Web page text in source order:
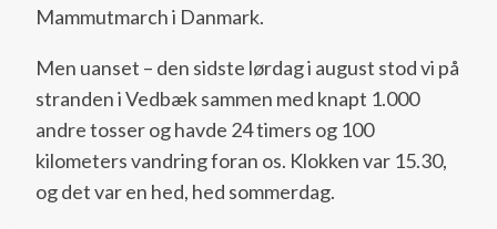
Mammutmarch i Danmark.
Men uanset – den sidste lørdag i august stod vi på
stranden i Vedbæk sammen med knapt 1.000
andre tosser og havde 24 timers og 100
kilometers vandring foran os. Klokken var 15.30,
og det var en hed, hed sommerdag.